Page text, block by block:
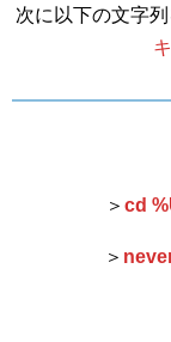
次に以下の文字
＞ cd
＞